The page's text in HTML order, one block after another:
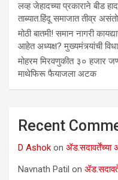
लव्ह जेहादच्या प्रकाराने बीड
ताब्यात.हिंदू समाजात तीव्र
मोठी बातमी! समान नागरी
आहेत अध्यक्ष? मुख्यमंत्र्यांची
मोहरम मिरवणुकीत ३० हजार
माथेफिरू फैयाजला अटक
Recent
D Ashok on
Navnath Patil on